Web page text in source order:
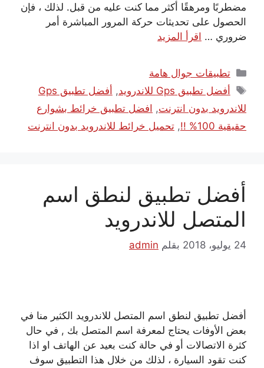
مضطربًا ومرهقًا أكثر مما كنت عليه من قبل. لذلك ، فإن
الحصول على تحديثات حركة المرور المباشرة أمر
ضروري … اقرأ المزيد
التصنيفات
تطبيقات جوال هامة
الوسوم
أفضل تطبيق Gps للاندرويد ,
أفضل تطبيق Gps
للاندرويد بدون انترنت, افضل تطبيق خرائط بشوارع
حقيقية 100% !!
, تحميل خرائط للاندرويد بدون انترنت
أفضل تطبيق لنطق اسم
المتصل للاندرويد
24 يوليو، 2018 بقلم admin
أفضل تطبيق لنطق اسم المتصل للاندرويد الكثير منا في
بعض الأوفات يحتاج لمعرفة اسم المتصل بك , في حال
كثرة الاتصالات أو في حالة كنت بعيد عن الهاتف او اذا
كنت تقود السيارة ، لذلك من خلال هذا التطبيق سوف